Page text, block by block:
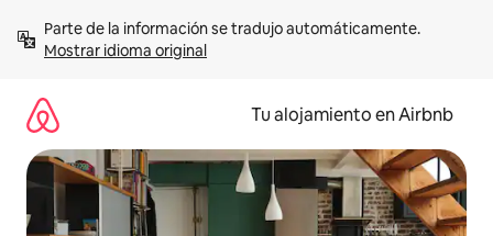
contenidoMostrar idioma original
Tu alojamiento en Airbnb